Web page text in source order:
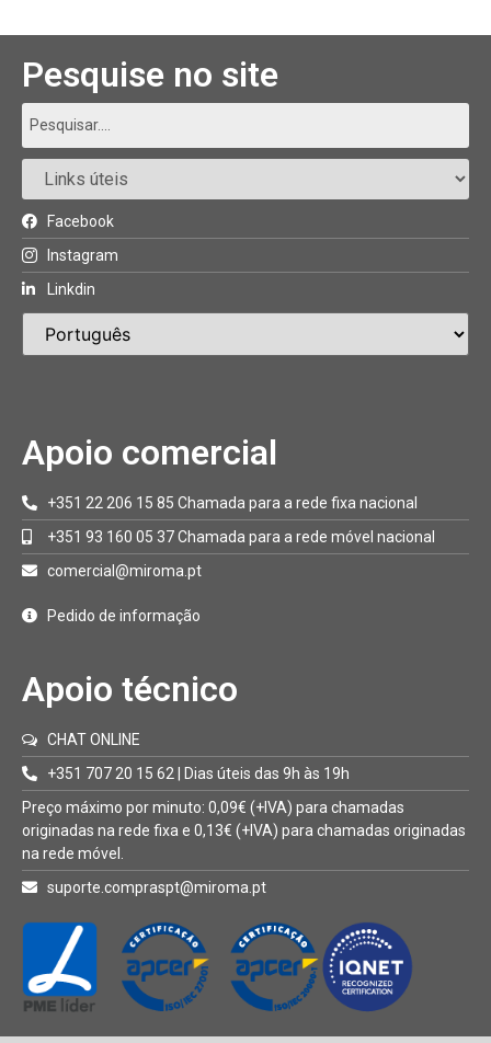
Pesquise no site
Facebook
Instagram
Linkdin
Apoio comercial
+351 22 206 15 85 Chamada para a rede fixa nacional
+351 93 160 05 37 Chamada para a rede móvel nacional
comercial@miroma.pt
Pedido de informação
Apoio técnico
CHAT ONLINE
+351 707 20 15 62 | Dias úteis das 9h às 19h
Preço máximo por minuto: 0,09€ (+IVA) para chamadas
originadas na rede fixa e 0,13€ (+IVA) para chamadas originadas
na rede móvel.
suporte.compraspt@miroma.pt